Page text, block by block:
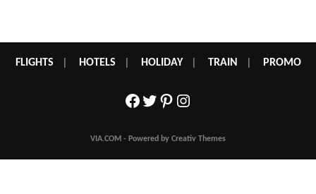
FLIGHTS HOTELS HOLIDAY| TRAIN PROMO
Facebook
Twitter
Pinterest
Instagram
VIA.COM - Powered by Creativ Themes